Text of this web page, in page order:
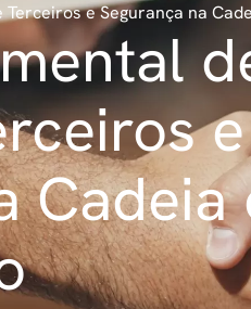
e Segurança na
e
Cadeia